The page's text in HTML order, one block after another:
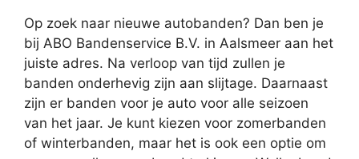
Op zoek naar nieuwe autobanden? Dan ben je
bij ABO Bandenservice B.V. in Aalsmeer aan het
juiste adres. Na verloop van tijd zullen je
banden onderhevig zijn aan slijtage. Daarnaast
zijn er banden voor je auto voor alle seizoen
van het jaar. Je kunt kiezen voor zomerbanden
of winterbanden, maar het is ook een optie om